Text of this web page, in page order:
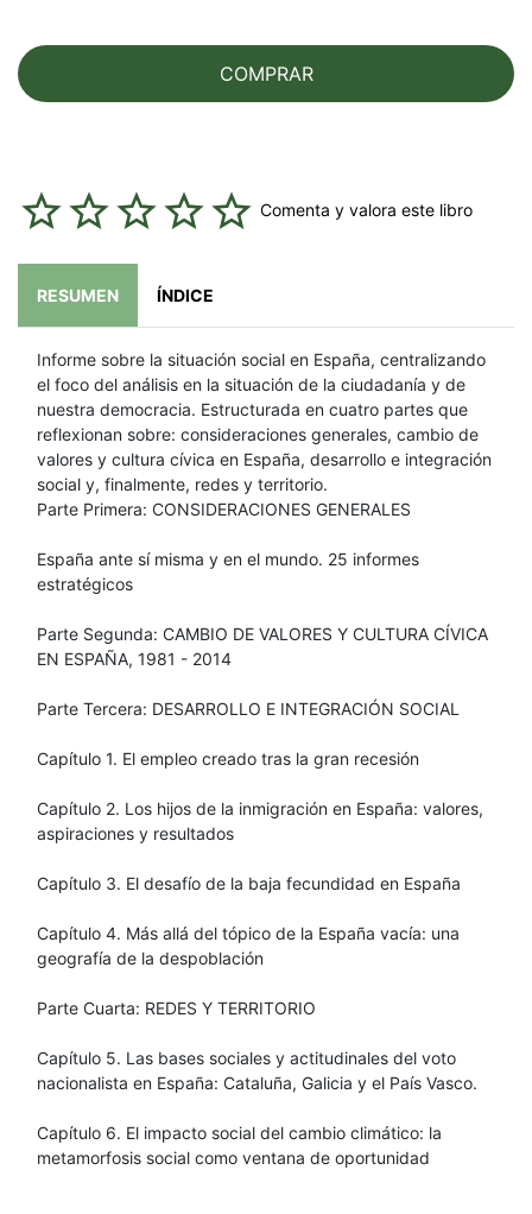
COMPRAR
Comenta y valora este libro
RESUMEN ÍNDICE
Informe sobre la situación social en España, centralizando
el foco del análisis en la situación de la ciudadanía y de
nuestra democracia. Estructurada en cuatro partes que
reflexionan sobre: consideraciones generales, cambio de
valores y cultura cívica en España, desarrollo e integración
social y, finalmente, redes y territorio.
Parte Primera: CONSIDERACIONES GENERALES
España ante sí misma y en el mundo. 25 informes
estratégicos
Parte Segunda: CAMBIO DE VALORES Y CULTURA CÍVICA
EN ESPAÑA, 1981 - 2014
Parte Tercera: DESARROLLO E INTEGRACIÓN SOCIAL
Capítulo 1. El empleo creado tras la gran recesión
Capítulo 2. Los hijos de la inmigración en España: valores,
aspiraciones y resultados
Capítulo 3. El desafío de la baja fecundidad en España
Capítulo 4. Más allá del tópico de la España vacía: una
geografía de la despoblación
Parte Cuarta: REDES Y TERRITORIO
Capítulo 5. Las bases sociales y actitudinales del voto
nacionalista en España: Cataluña, Galicia y el País Vasco.
Capítulo 6. El impacto social del cambio climático: la
metamorfosis social como ventana de oportunidad